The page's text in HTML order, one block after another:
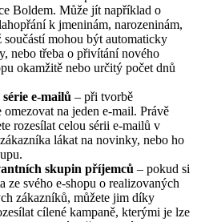
Boldem. Může jít například o
k jmeninám, narozeninám,
mohou být automaticky
nebo třeba o přivítání nového
okamžitě nebo určitý počet dnů
e-mailů – při tvorbě
omezovat na jeden e-mail. Právě
rozesílat celou sérii e-mailů v
lákat na novinky, nebo ho
skupin příjemců – pokud si
ze svého e-shopu o realizovaných
zákazníků, můžete jim díky
cílené kampaně, kterými je lze